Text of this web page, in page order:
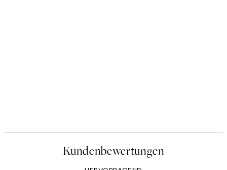
Kundenbewertungen